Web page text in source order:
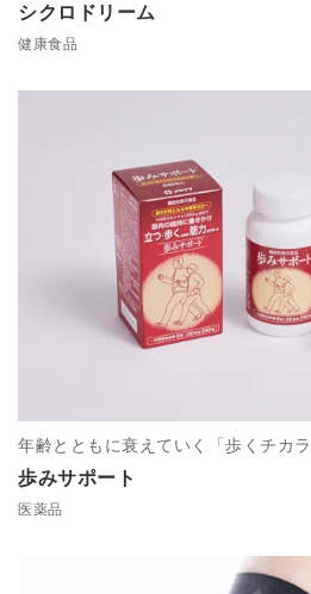
シクロドリーム
健康食品
歩みサポート
年齢とともに衰えていく「歩くチカ
医薬品